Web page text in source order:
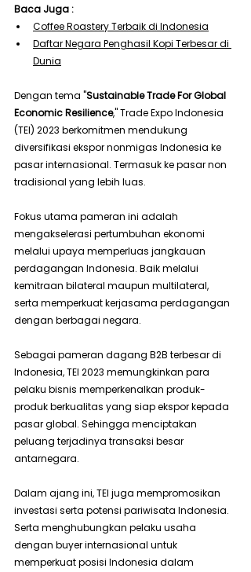
Baca Juga :
Coffee Roastery Terbaik di Indonesia
Daftar Negara Penghasil Kopi Terbesar di
Dunia
Dengan tema "Sustainable Trade For Global
Economic Resilience," Trade Expo Indonesia
(TEI) 2023 berkomitmen mendukung
diversifikasi ekspor nonmigas Indonesia ke
pasar internasional. Termasuk ke pasar non
tradisional yang lebih luas.
Fokus utama pameran ini adalah
mengakselerasi pertumbuhan ekonomi
melalui upaya memperluas jangkauan
perdagangan Indonesia. Baik melalui
kemitraan bilateral maupun multilateral,
serta memperkuat kerjasama perdagangan
dengan berbagai negara.
Sebagai pameran dagang B2B terbesar di
Indonesia, TEI 2023 memungkinkan para
pelaku bisnis memperkenalkan produk-
produk berkualitas yang siap ekspor kepada
pasar global. Sehingga menciptakan
peluang terjadinya transaksi besar
antarnegara.
Dalam ajang ini, TEI juga mempromosikan
investasi serta potensi pariwisata Indonesia.
Serta menghubungkan pelaku usaha
dengan buyer internasional untuk
memperkuat posisi Indonesia dalam